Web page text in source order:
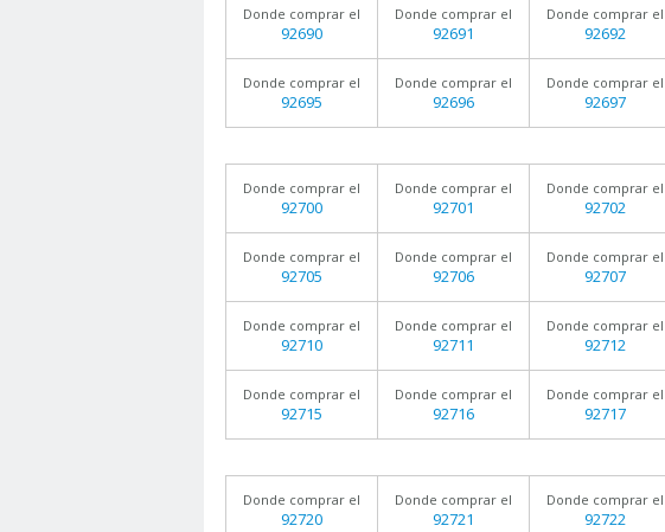
Donde comprar el
92690
Donde comprar el
92691
Donde comprar el
92692
Donde comprar el
92695
Donde comprar el
92696
Donde comprar el
92697
Donde comprar el
92700
Donde comprar el
92701
Donde comprar el
92702
Donde comprar el
92705
Donde comprar el
92706
Donde comprar el
92707
Donde comprar el
92710
Donde comprar el
92711
Donde comprar el
92712
Donde comprar el
92715
Donde comprar el
92716
Donde comprar el
92717
Donde comprar el
92720
Donde comprar el
92721
Donde comprar el
92722